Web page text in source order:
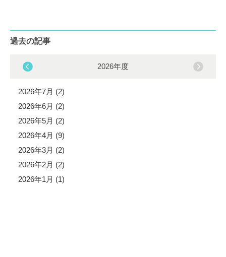
過去の記事
2026年度
2026年7月 (2)
2026年6月 (2)
2026年5月 (2)
2026年4月 (9)
2026年3月 (2)
2026年2月 (2)
2026年1月 (1)